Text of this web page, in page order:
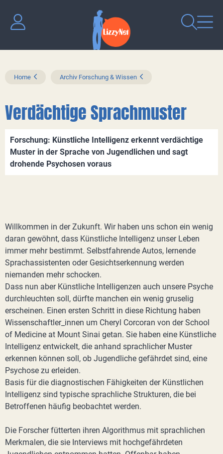
Home Archiv Forschung & Wissen
Verdächtige Sprachmuster
Forschung: Künstliche Intelligenz erkennt verdächtige
Muster in der Sprache von Jugendlichen und sagt
drohende Psychosen voraus
Willkommen in der Zukunft. Wir haben uns schon ein wenig
daran gewöhnt, dass Künstliche Intelligenz unser Leben
immer mehr bestimmt. Selbstfahrende Autos, lernende
Sprachassistenten oder Gesichtserkennung werden
niemanden mehr schocken.
Dass nun aber Künstliche Intelligenzen auch unsere Psyche
durchleuchten soll, dürfte manchen ein wenig gruselig
erscheinen. Einen ersten Schritt in diese Richtung haben
Wissenschaftler_innen um Cheryl Corcoran von der School
of Medicine at Mount Sinai getan. Sie haben eine Künstliche
Intelligenz entwickelt, die anhand sprachlicher Muster
erkennen können soll, ob Jugendliche gefährdet sind, eine
Psychose zu erleiden.
Basis für die diagnostischen Fähigkeiten der Künstlichen
Intelligenz sind typische sprachliche Strukturen, die bei
Betroffenen häufig beobachtet werden.
Die Forscher fütterten ihren Algorithmus mit sprachlichen
Merkmalen, die sie Interviews mit hochgefährdeten